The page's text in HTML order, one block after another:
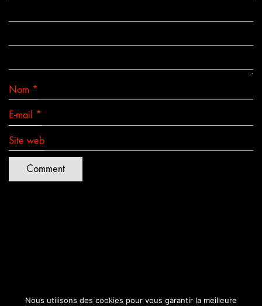
Nom *
E-mail *
Site web
Nous utilisons des cookies pour vous garantir la meilleure